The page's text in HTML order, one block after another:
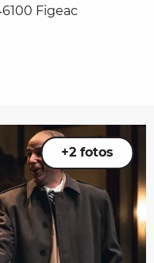
Figeac
+2 fotos